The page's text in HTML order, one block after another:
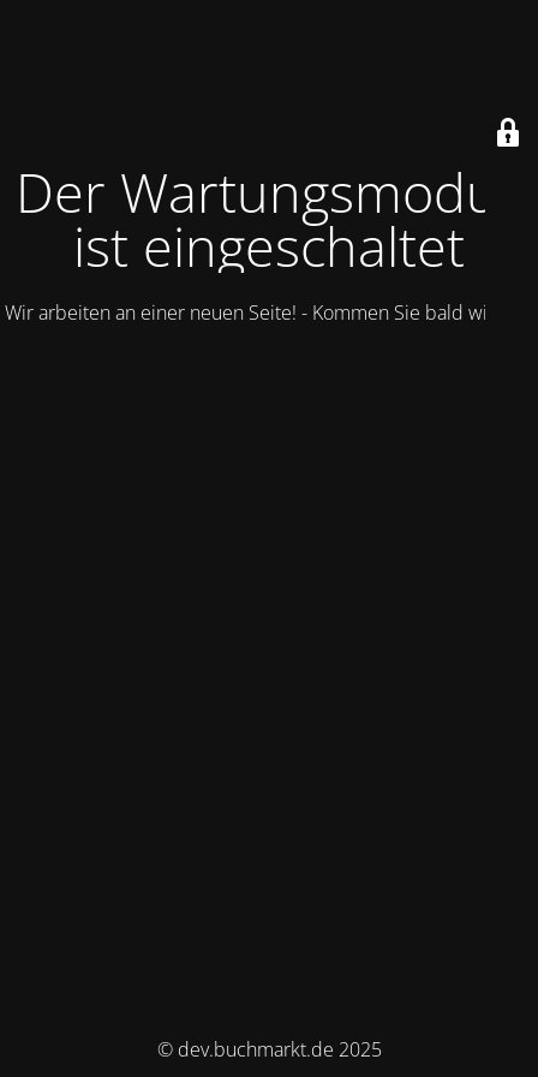
Der Wartungsmodus
ist eingeschaltet
Wir arbeiten an einer neuen Seite! - Kommen Sie bald wieder.
© dev.buchmarkt.de 2025